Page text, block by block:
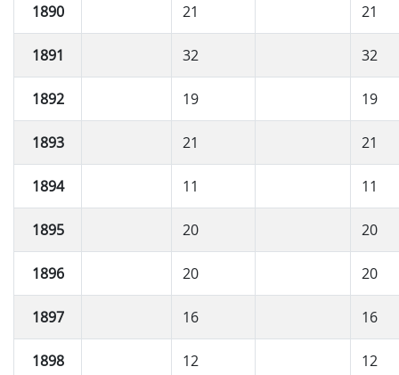
1890 21 21
1891 32 32
1892 19 19
1893 21 21
1894 11 11
1895 20 20
1896 20 20
1897 16 16
1898 12 12